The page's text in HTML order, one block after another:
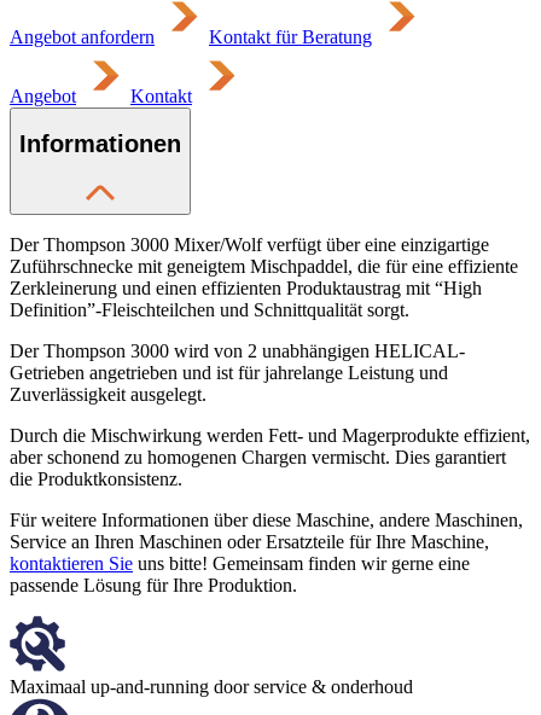
Angebot anfordern Kontakt für Beratung
Angebot Kontakt
Informationen
Der Thompson 3000 Mixer/Wolf verfügt über eine einzigartige
Zuführschnecke mit geneigtem Mischpaddel, die für eine effiziente
Zerkleinerung und einen effizienten Produktaustrag mit “High
Definition”-Fleischteilchen und Schnittqualität sorgt.
Der Thompson 3000 wird von 2 unabhängigen HELICAL-
Getrieben angetrieben und ist für jahrelange Leistung und
Zuverlässigkeit ausgelegt.
Durch die Mischwirkung werden Fett- und Magerprodukte effizient,
aber schonend zu homogenen Chargen vermischt. Dies garantiert
die Produktkonsistenz.
Für weitere Informationen über diese Maschine, andere Maschinen,
Service an Ihren Maschinen oder Ersatzteile für Ihre Maschine,
kontaktieren Sie uns bitte! Gemeinsam finden wir gerne eine
passende Lösung für Ihre Produktion.
Maximaal up-and-running door service & onderhoud